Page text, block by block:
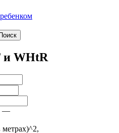
Поиск
WHtR
—